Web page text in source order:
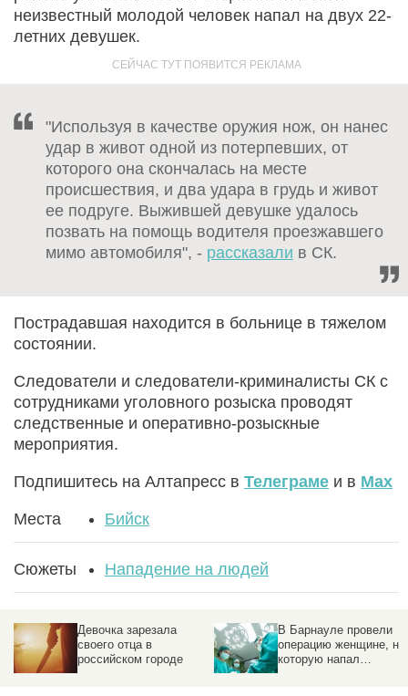
неизвестный молодой человек напал на двух 22-
летних девушек.
"Используя в качестве оружия нож, он нанес
удар в живот одной из потерпевших, от
которого она скончалась на месте
происшествия, и два удара в грудь и живот
ее подруге. Выжившей девушке удалось
позвать на помощь водителя проезжавшего
мимо автомобиля", - рассказали в СК.
Пострадавшая находится в больнице в тяжелом
состоянии.
Следователи и следователи-криминалисты СК с
сотрудниками уголовного розыска проводят
следственные и оперативно-розыскные
мероприятия.
Подпишитесь на Алтапресс в Телеграме и в Max
Места Бийск
Сюжеты Нападение на людей
В Барнауле провели
операцию женщине, на
которую напал
Ночное избиение
человека в Барнауле
попало в соцсети и